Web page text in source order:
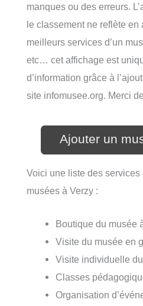
manques ou des erreurs.
le classement ne reflète en
meilleurs services d’un
etc… cet affichage est
d’information grâce à
site infomusee.org. Merci
Ajouter un
Voici une liste des
musées à Verzy :
Boutique du musée
Visite du musée en
Visite individuelle
Classes
Organisation